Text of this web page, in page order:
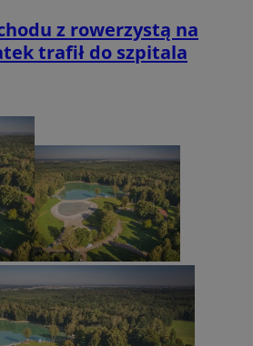
z rowerzystą na
trafił do szpitala